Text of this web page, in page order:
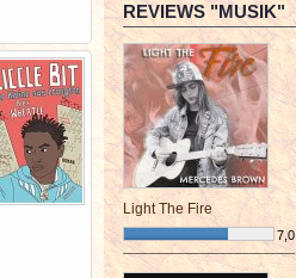
REVIEWS "MUSIK"
Light The Fire
7,0
¯¯¯¯¯¯¯¯¯¯¯¯¯¯¯¯¯¯¯¯¯¯¯¯